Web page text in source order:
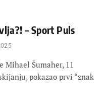
– Sport Puls
Mihael Šumaher, 11
pokazao prvi “znak